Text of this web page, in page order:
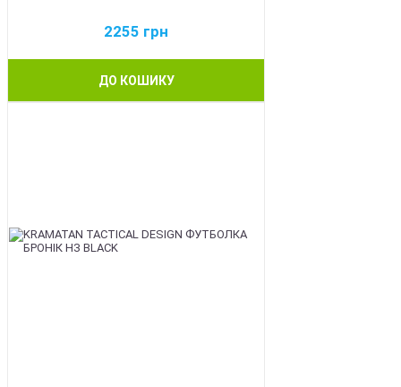
2255 грн
ДО КОШИКУ